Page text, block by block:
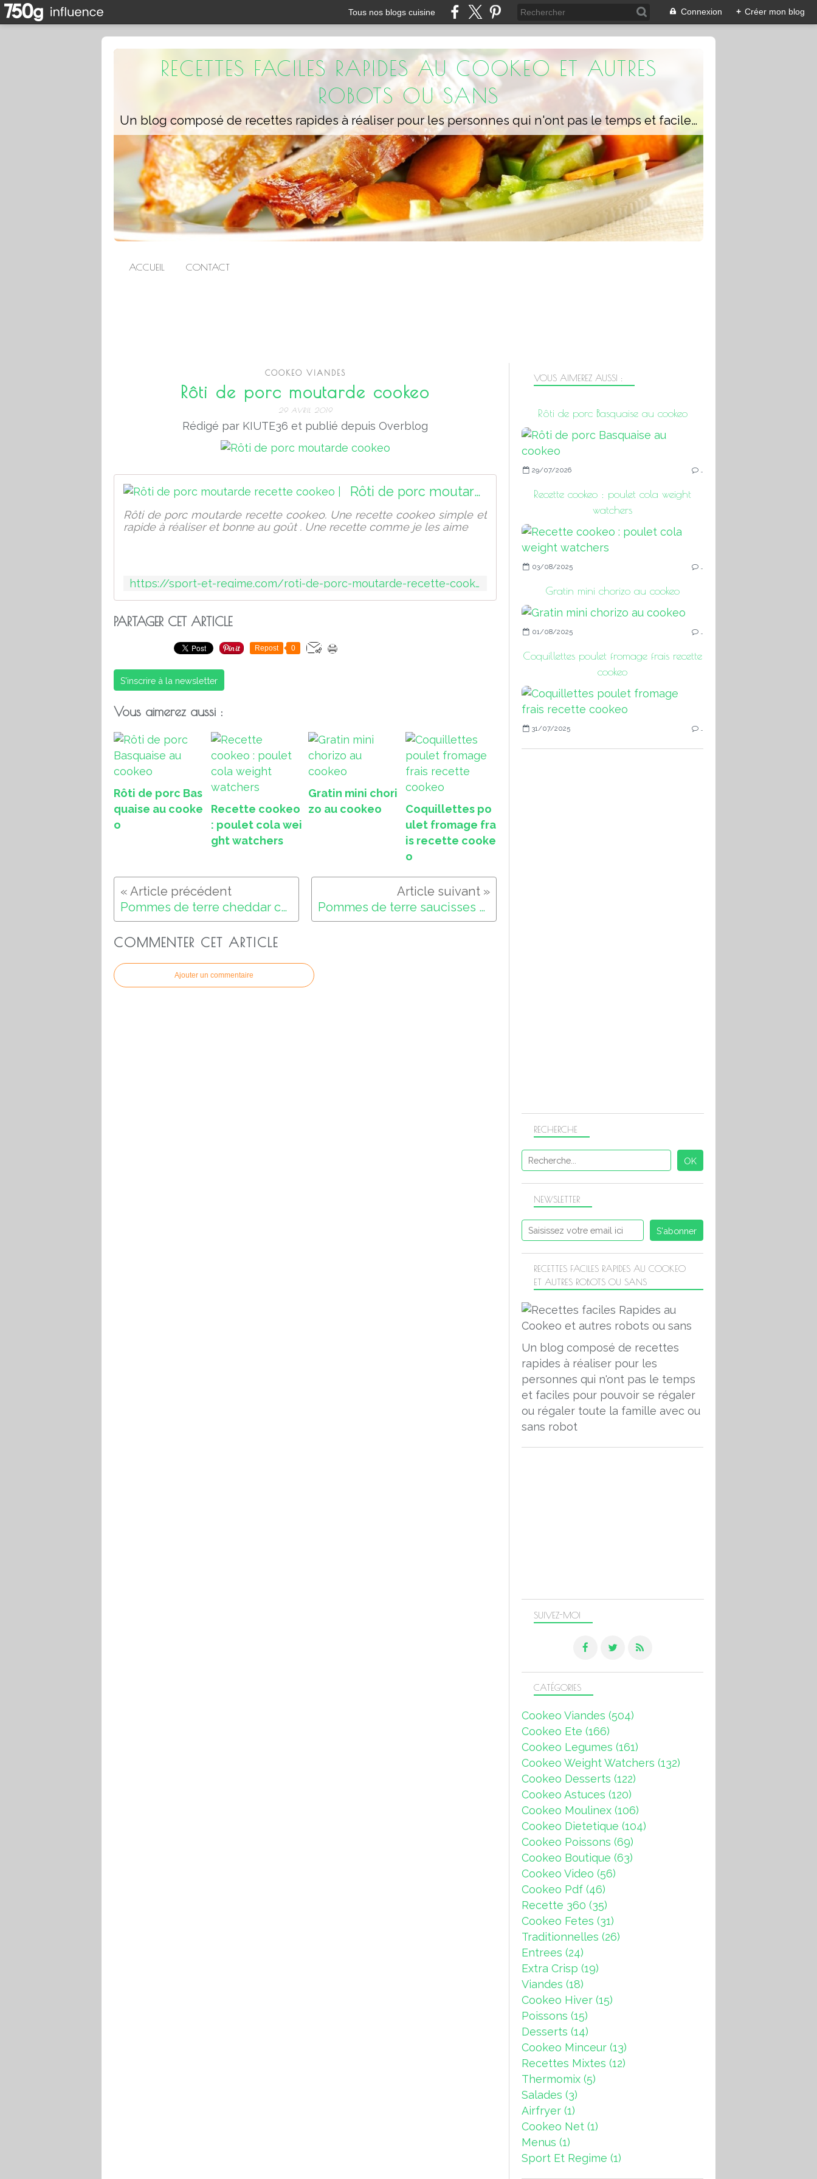
Tous nos blogs cuisine Connexion + Créer mon blog
RECETTES FACILES RAPIDES AU COOKEO ET AUTRES
ROBOTS OU SANS
Un blog composé de recettes rapides à réaliser pour les personnes qui n'ont pas le temps et faciles pour pouvoir se régaler ou régaler toute la famille avec ou sans robot
ACCUEIL CONTACT
COOKEO VIANDES
Rôti de porc moutarde cookeo
29 AVRIL 2019
Rédigé par KIUTE36 et publié depuis Overblog
Rôti de porc moutarde recette cookeo |
Rôti de porc moutarde recette cookeo. Une recette cookeo simple et
rapide à réaliser et bonne au goût . Une recette comme je les aime
https://sport-et-regime.com/roti-de-porc-moutarde-recette-cookeo/
PARTAGER CET ARTICLE
Repost 0
S'inscrire à la newsletter
Vous aimerez aussi :
Rôti de porc Bas
quaise au cooke
o
Recette cookeo
: poulet cola wei
ght watchers
Gratin mini chori
zo au cookeo
Coquillettes po
ulet fromage fra
is recette cooke
o
Pommes de terre cheddar cookeo Pommes de terre saucisses au cookeo
COMMENTER CET ARTICLE
Ajouter un commentaire
NEWSLETTER
SUIVEZ-MOI
RECHERCHE
RECETTES FACILES RAPIDES AU COOKEO
ET AUTRES ROBOTS OU SANS
Un blog composé de recettes
rapides à réaliser pour les
personnes qui n'ont pas le temps
et faciles pour pouvoir se régaler
ou régaler toute la famille avec ou
sans robot
VOUS AIMEREZ AUSSI :
Rôti de porc Basquaise au cookeo
29/07/2026 …
Recette cookeo : poulet cola weight
watchers
03/08/2025 …
Gratin mini chorizo au cookeo
01/08/2025 …
Coquillettes poulet fromage frais recette
cookeo
31/07/2025 …
CATÉGORIES
Cookeo Viandes (504)
Cookeo Ete (166)
Cookeo Legumes (161)
Cookeo Weight Watchers (132)
Cookeo Desserts (122)
Cookeo Astuces (120)
Cookeo Moulinex (106)
Cookeo Dietetique (104)
Cookeo Poissons (69)
Cookeo Boutique (63)
Cookeo Video (56)
Cookeo Pdf (46)
Recette 360 (35)
Cookeo Fetes (31)
Traditionnelles (26)
Entrees (24)
Extra Crisp (19)
Viandes (18)
Cookeo Hiver (15)
Poissons (15)
Desserts (14)
Cookeo Minceur (13)
Recettes Mixtes (12)
Thermomix (5)
Salades (3)
Airfryer (1)
Cookeo Net (1)
Menus (1)
Sport Et Regime (1)